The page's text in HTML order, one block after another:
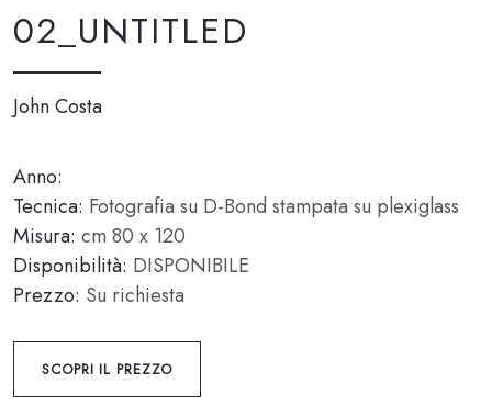
02_UNTITLED
John Costa
Anno:
Tecnica: Fotografia su D-Bond stampata su plexiglass
Misura: cm 80 x 120
Disponibilità: DISPONIBILE
Prezzo: Su richiesta
SCOPRI IL PREZZO